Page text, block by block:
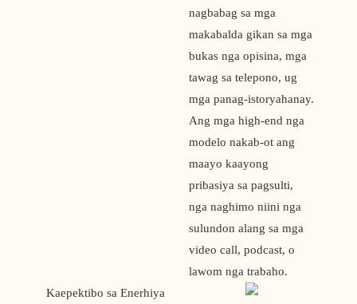
nagbabag sa mga
makabalda gikan sa mga
bukas nga opisina, mga
tawag sa telepono, ug
mga panag-istoryahanay.
Ang mga high-end nga
modelo nakab-ot ang
maayo kaayong
pribasiya sa pagsulti,
nga naghimo niini nga
sulundon alang sa mga
video call, podcast, o
lawom nga trabaho.